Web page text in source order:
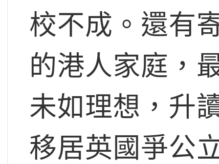
校不成。還有
的港人家庭，
未如理想，升
移居英國爭公